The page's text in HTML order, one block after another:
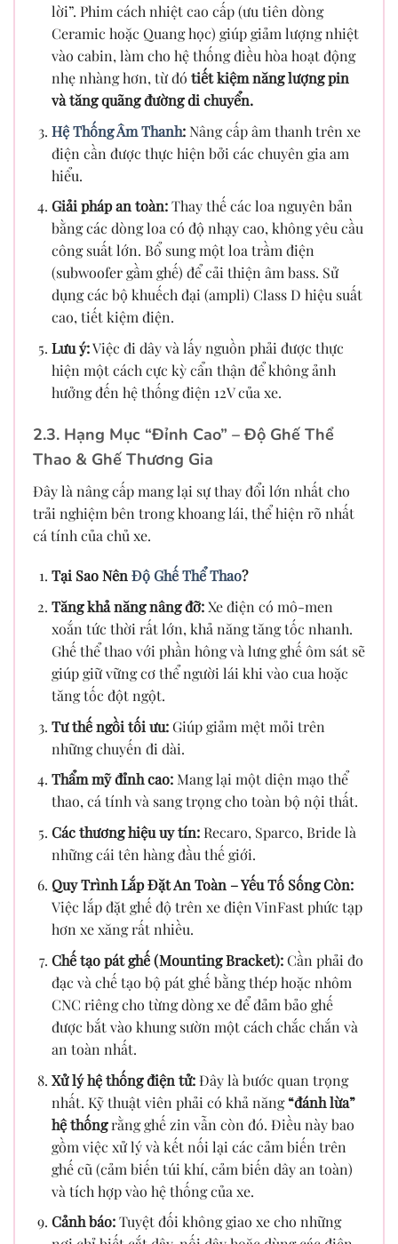
lời”. Phim cách nhiệt cao cấp (ưu tiên dòng
Ceramic hoặc Quang học) giúp giảm lượng nhiệt
vào cabin, làm cho hệ thống điều hòa hoạt động
nhẹ nhàng hơn, từ đó tiết kiệm năng lượng pin
và tăng quãng đường di chuyển.
Hệ Thống Âm Thanh:Nâng cấp âm thanh trên xe
điện cần được thực hiện bởi các chuyên gia am
hiểu.
Giải pháp an toàn:Thay thế các loa nguyên bản
bằng các dòng loa có độ nhạy cao, không yêu cầu
công suất lớn. Bổ sung một loa trầm điện
(subwoofer gầm ghế) để cải thiện âm bass. Sử
dụng các bộ khuếch đại (ampli) Class D hiệu suất
cao, tiết kiệm điện.
Lưu ý:Việc đi dây và lấy nguồn phải được thực
hiện một cách cực kỳ cẩn thận để không ảnh
hưởng đến hệ thống điện 12V của xe.
2.3. Hạng Mục “Đỉnh Cao” – Độ Ghế Thể
Thao & Ghế Thương Gia
Đây là nâng cấp mang lại sự thay đổi lớn nhất cho
trải nghiệm bên trong khoang lái, thể hiện rõ nhất
cá tính của chủ xe.
Tại Sao NênĐộ Ghế Thể Thao?
Tăng khả năng nâng đỡ:Xe điện có mô-men
xoắn tức thời rất lớn, khả năng tăng tốc nhanh.
Ghế thể thao với phần hông và lưng ghế ôm sát sẽ
giúp giữ vững cơ thể người lái khi vào cua hoặc
tăng tốc đột ngột.
Tư thế ngồi tối ưu:Giúp giảm mệt mỏi trên
những chuyến đi dài.
Thẩm mỹ đỉnh cao:Mang lại một diện mạo thể
thao, cá tính và sang trọng cho toàn bộ nội thất.
Các thương hiệu uy tín:Recaro, Sparco, Bride là
những cái tên hàng đầu thế giới.
Quy Trình Lắp Đặt An Toàn – Yếu Tố Sống Còn:
Việc lắp đặt ghế độ trên xe điện VinFast phức tạp
hơn xe xăng rất nhiều.
Chế tạo pát ghế (Mounting Bracket):Cần phải đo
đạc và chế tạo bộ pát ghế bằng thép hoặc nhôm
CNC riêng cho từng dòng xe để đảm bảo ghế
được bắt vào khung sườn một cách chắc chắn và
an toàn nhất.
Xử lý hệ thống điện tử:Đây là bước quan trọng
nhất. Kỹ thuật viên phải có khả năng“đánh lừa”
hệ thốngrằng ghế zin vẫn còn đó. Điều này bao
gồm việc xử lý và kết nối lại các cảm biến trên
ghế cũ (cảm biến túi khí, cảm biến dây an toàn)
và tích hợp vào hệ thống của xe.
Cảnh báo:Tuyệt đối không giao xe cho những